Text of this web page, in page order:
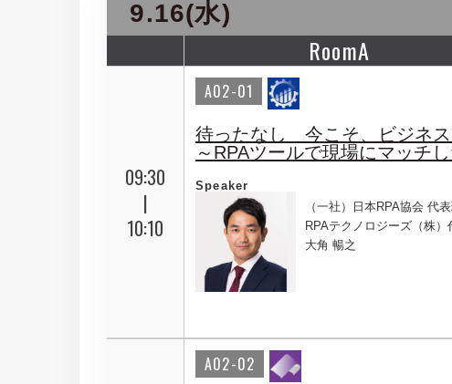
9.16(水)
RoomA
09:30
|
10:10
A02-01
待ったなし 今こそ、ビジネス
～RPAツールで現場にマッチ
Speaker
（一社）日本RPA協会 代
RPAテクノロジーズ（株
大角 暢之
A02-02